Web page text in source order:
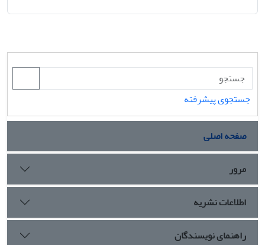
جستجوی پیشرفته
صفحه اصلی
مرور
اطلاعات نشریه
راهنمای نویسندگان